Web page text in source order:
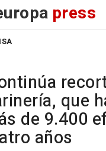
press
que
de 9.400
años